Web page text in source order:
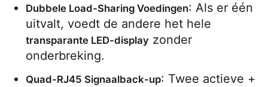
Dubbele Load-Sharing Voedingen: Als er één
transparante LED-display zonder
onderbreking.
Quad-RJ45 Signaalback-up: Twee actieve +